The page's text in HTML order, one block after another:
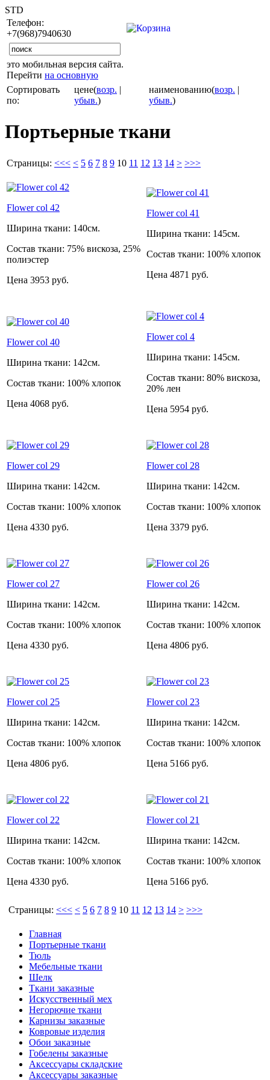
STD
Телефон:
+7(968)7940630
это мобильная версия сайта.
Перейти на основную
Сортировать
по:
цене(возр. |
убыв.)
наименованию(возр. |
убыв.)
Портьерные ткани
Страницы: <<< < 5 6 7 8 9 10 11 12 13 14 > >>>
Flower col 42
Ширина ткани: 140см.
Состав ткани: 75% вискоза, 25%
полиэстер
Цена 3953 руб.
Flower col 41
Ширина ткани: 145см.
Состав ткани: 100% хлопок
Цена 4871 руб.
Flower col 40
Ширина ткани: 142см.
Состав ткани: 100% хлопок
Цена 4068 руб.
Flower col 4
Ширина ткани: 145см.
Состав ткани: 80% вискоза,
20% лен
Цена 5954 руб.
Flower col 29
Ширина ткани: 142см.
Состав ткани: 100% хлопок
Цена 4330 руб.
Flower col 28
Ширина ткани: 142см.
Состав ткани: 100% хлопок
Цена 3379 руб.
Flower col 27
Ширина ткани: 142см.
Состав ткани: 100% хлопок
Цена 4330 руб.
Flower col 26
Ширина ткани: 142см.
Состав ткани: 100% хлопок
Цена 4806 руб.
Flower col 25
Ширина ткани: 142см.
Состав ткани: 100% хлопок
Цена 4806 руб.
Flower col 23
Ширина ткани: 142см.
Состав ткани: 100% хлопок
Цена 5166 руб.
Flower col 22
Ширина ткани: 142см.
Состав ткани: 100% хлопок
Цена 4330 руб.
Flower col 21
Ширина ткани: 142см.
Состав ткани: 100% хлопок
Цена 5166 руб.
Страницы: <<< < 5 6 7 8 9 10 11 12 13 14 > >>>
Главная
Портьерные ткани
Тюль
Мебельные ткани
Шелк
Ткани заказные
Искусственный мех
Негорючие ткани
Карнизы заказные
Ковровые изделия
Обои заказные
Гобелены заказные
Аксессуары складские
Аксессуары заказные